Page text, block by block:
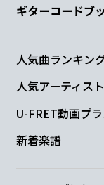
ギターコードブ
人気曲ランキン
人気アーティス
U-FRET動画プ
新着楽譜